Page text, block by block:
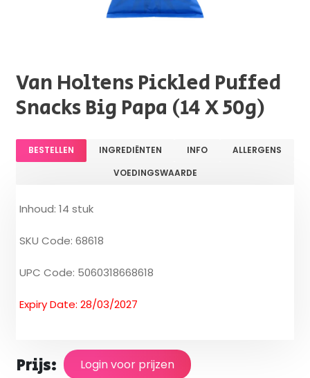
Van Holtens Pickled Puffed
Snacks Big Papa (14 X 50g)
BESTELLEN INGREDIËNTEN INFO
ALLERGENS
VOEDINGSWAARDE
Inhoud: 14 stuk
SKU Code: 68618
UPC Code: 5060318668618
Expiry Date: 28/03/2027
Prijs: Login voor prijzen